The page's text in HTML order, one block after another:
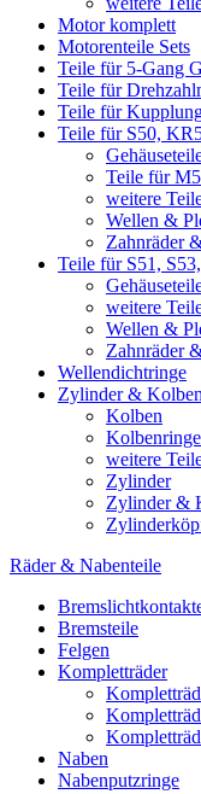
Motor komplett
Motorenteile Sets
Teile für 5-Gang
Teile für
Teile für
Teile für S50,
Teile für
weitere
Wellen &
Zahnräder
Teile für S51,
weitere
Wellen &
Zahnräder
Wellendichtringe
Zylinder & Kolben
Kolben
Kolbenringe
weitere
Zylinder
Zylinder &
Räder & Nabenteile
Bremsteile
Felgen
Kompletträder
Naben
Nabenputzringe